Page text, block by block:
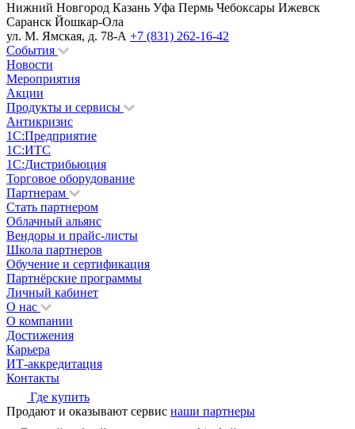
Нижний Новгород Казань Уфа Пермь Чебоксары Ижевск
Саранск Йошкар-Ола
ул. М. Ямская, д. 78-А +7 (831) 262-16-42
События
Новости
Мероприятия
Акции
Продукты и сервисы
Антикризис
1С:Предприятие
1С:ИТС
1С:Дистрибьюция
Торговое оборудование
Партнерам
Стать партнером
Облачный альянс
Вендоры и прайс-листы
Школа партнеров
Обучение и сертификация
Партнёрские программы
Личный кабинет
О нас
О компании
Достижения
Карьера
ИТ-аккредитация
Контакты
Где купить
Продают и оказывают сервис наши партнеры